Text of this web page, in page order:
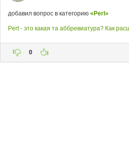
добавил вопрос в категорию «Perl»
Pert - это какая та аббревиатура? Как
0